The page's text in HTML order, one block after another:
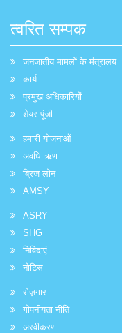
त्वरित सम्पक
जनजातीय मामलों के मंत्रालय
कार्य
प्रमुख अधिकारियों
शेयर पूंजी
हमारी योजनाओं
अवधि ऋण
ब्रिज लोन
AMSY
ASRY
SHG
निविदाएं
नोटिस
रोज़गार
गोपनीयता नीति
अस्वीकरण